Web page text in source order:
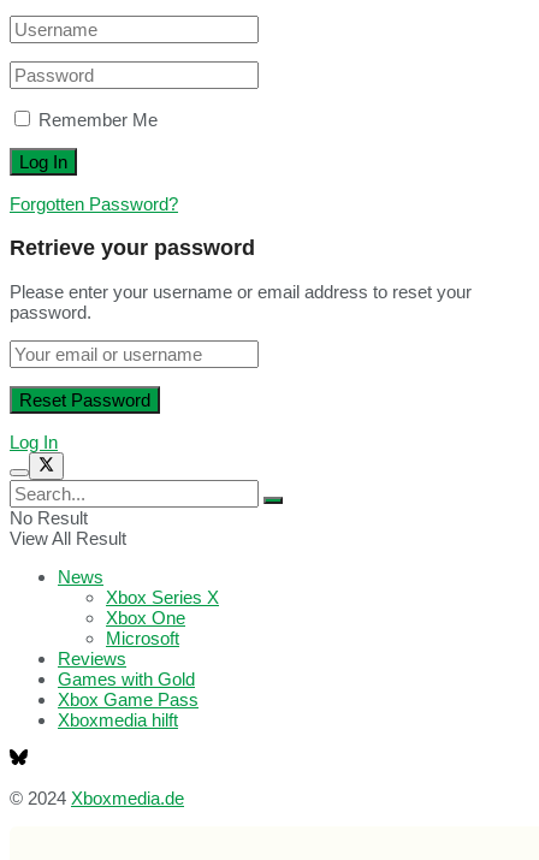
Remember Me
Forgotten Password?
Retrieve your password
Please enter your username or email address to reset your
password.
Log In
No Result
View All Result
News
Xbox Series X
Xbox One
Microsoft
Reviews
Games with Gold
Xbox Game Pass
Xboxmedia hilft
© 2024 Xboxmedia.de